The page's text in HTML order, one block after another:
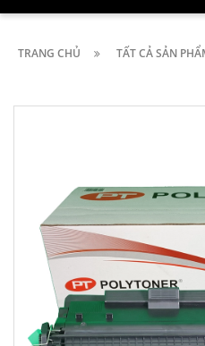
TRANG CHỦ TẤT CẢ SẢN